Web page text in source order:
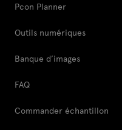
Pcon Planner
Outils numériques
Banque d’images
FAQ
Commander échantillon